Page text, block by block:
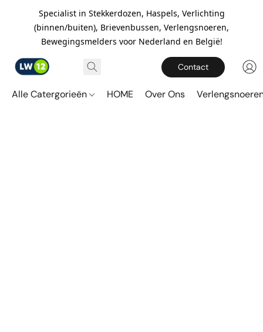
Specialist in Stekkerdozen, Haspels, Verlichting
(binnen/buiten), Brievenbussen, Verlengsnoeren,
Bewegingsmelders voor Nederland en België!
Contact
Alle Catergorieën HOME Over Ons